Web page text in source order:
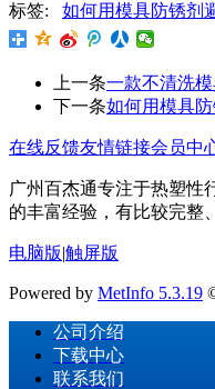
标签: 如何用模具防锈剂
上一条一款不清洗
下一条如何用模具
在线反馈友情链接会员中
广州百杰通专注于热塑性
的丰富经验，有比较完整
电脑版|触屏版
Powered by MetInfo 5.3.19
公司介绍
下载中心
联系我们